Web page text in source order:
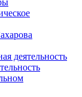
деятельность